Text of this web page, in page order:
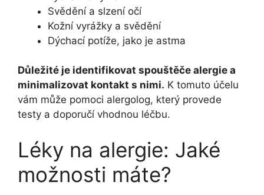
Svědění a slzení očí
Kožní vyrážky a svědění
Dýchací potíže, jako je astma
Důležité je identifikovat spouštěče alergie a
minimalizovat kontakt s nimi. K tomuto účelu
vám může pomoci alergolog, který provede
testy a doporučí vhodnou léčbu.
Léky na alergie: Jaké
možnosti máte?